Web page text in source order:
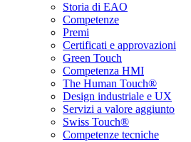
Storia di EAO
Competenze
Premi
Certificati e approvazioni
Green Touch
Competenza HMI
The Human Touch®
Design industriale e UX
Servizi a valore aggiunto
Swiss Touch®
Competenze tecniche